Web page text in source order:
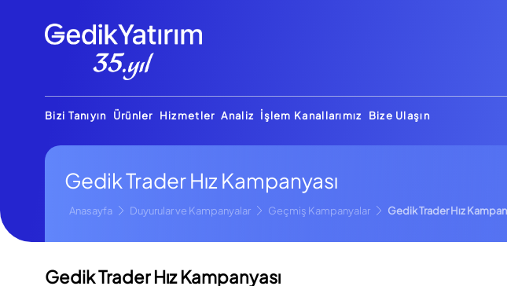
Bizi Tanıyın Ürünler Hizmetler Analiz İşlem Kanallarımız Bize Ulaşın
Gedik Trader Hız Kampanyası
Anasayfa Duyurular ve Kampanyalar Geçmiş Kampanyalar Gedik Trader Hız
Gedik Trader Hız Kampanyası